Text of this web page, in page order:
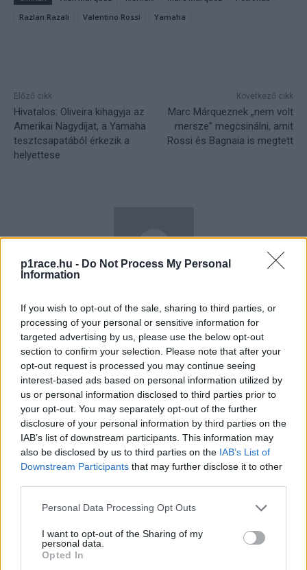
p1race.hu - Do Not Process My Personal
Information
If you wish to opt-out of the sale, sharing to third parties, or
processing of your personal or sensitive information for
targeted advertising by us, please use the below opt-out
section to confirm your selection. Please note that after your
opt-out request is processed you may continue seeing
interest-based ads based on personal information utilized by
us or personal information disclosed to third parties prior to
your opt-out. You may separately opt-out of the further
disclosure of your personal information by third parties on the
IAB’s list of downstream participants. This information may
also be disclosed by us to third parties on the IAB’s List of
Downstream Participants that may further disclose it to other
Please note that this website/app uses one or more Google
not limited to your visit or usage behaviour. You may click to
grant or deny consent to Google and its third-party tags to
use your data for below specified purposes in below Google
Personal Data Processing Opt Outs
I want to opt-out of the Sharing of my
personal data.
Opted In
Razlan Razali
Valentino Rossi Yamaha
Előző cikk
Hivatalos: Oliveira kihagyja az
Amerikai Nagydíjat, a Yamaha
tesztcsapatából érkezik a
helyettese
Következő cikk
Marc Márqueznek „nem volt
mersze” megcsinálni, amit
Rossi és Bagnaia is megtett
Pestality Máté
- Advertisment -